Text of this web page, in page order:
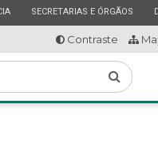
ESTADO
SECRETARIAS E ÓRGÃOS
Contraste
Buscar